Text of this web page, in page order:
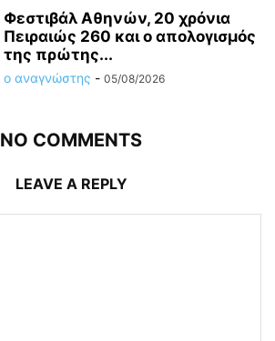
Φεστιβάλ Αθηνών, 20 χρόνια
Πειραιώς 260 και ο απολογισμός
της πρώτης...
ο αναγνώστης - 05/08/2026
NO COMMENTS
LEAVE A REPLY